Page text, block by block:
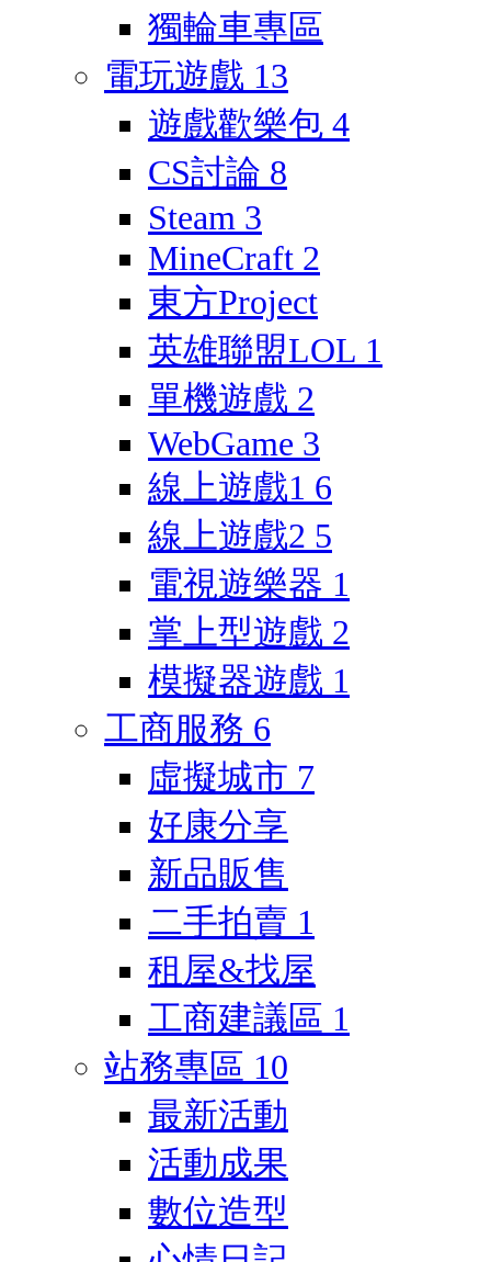
獨輪車專區
電玩遊戲 13
遊戲歡樂包 4
CS討論 8
Steam 3
MineCraft 2
東方Project
英雄聯盟LOL 1
單機遊戲 2
WebGame 3
線上遊戲1 6
線上遊戲2 5
電視遊樂器 1
掌上型遊戲 2
模擬器遊戲 1
工商服務 6
虛擬城市 7
好康分享
新品販售
二手拍賣 1
租屋&找屋
工商建議區 1
站務專區 10
最新活動
活動成果
數位造型